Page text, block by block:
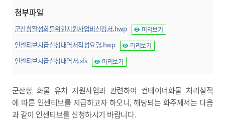
첨부파일
군산항활성화를위한지원사업비신청서.hwp 미리보기
인센티브지급신청내역서작성요령.hwp 미리보기
인센티브지급신청내역서.xls 미리보기
군산항 화물 유치 지원사업과 관련하여 컨테이너화물 처리실적
에 따른 인센티브를 지급하고자 하오니, 해당되는 화주께서는 다음
과 같이 인센티브를 신청하시기 바랍니다.